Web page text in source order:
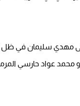
مهدي سليمان في ظل
محمد عواد حارسي